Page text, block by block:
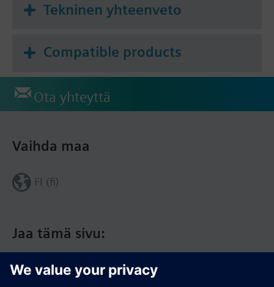
Tekninen yhteenveto
Compatible products
Ota yhteyttä
Jaa tämä sivu:
Vaihda maa
FI (fi)